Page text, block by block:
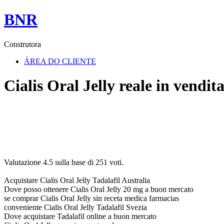
BNR
Construtora
ÁREA DO CLIENTE
Cialis Oral Jelly reale in vendita
Valutazione 4.5 sulla base di 251 voti.
Acquistare Cialis Oral Jelly Tadalafil Australia
Dove posso ottenere Cialis Oral Jelly 20 mg a buon mercato
se comprar Cialis Oral Jelly sin receta medica farmacias
conveniente Cialis Oral Jelly Tadalafil Svezia
Dove acquistare Tadalafil online a buon mercato